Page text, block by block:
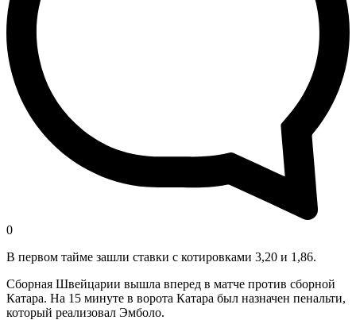
0
В первом тайме зашли ставки с котировками 3,20 и 1,86.
Сборная Швейцарии вышла вперед в матче против сборной
Катара. На 15 минуте в ворота Катара был назначен пенальти,
который реализовал Эмболо.